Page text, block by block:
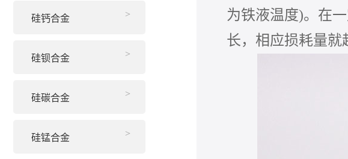
硅钙合金
硅钡合金
硅碳合金
硅锰合金
为铁液温度)。在
长，相应损耗量就